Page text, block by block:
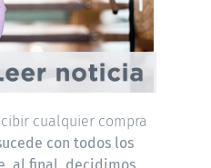
cualquier compra
con todos los